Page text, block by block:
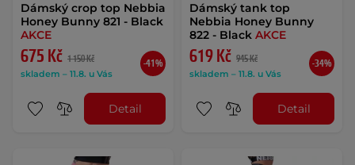
Dámský crop top Nebbia
Honey Bunny 821 - Black
AKCE
675 Kč 1 150 Kč
skladem – 11.8. u Vás
-41%
Detail
Dámský tank top
Nebbia Honey Bunny
822 - Black AKCE
619 Kč 945 Kč
skladem – 11.8. u Vás
-34%
Detail